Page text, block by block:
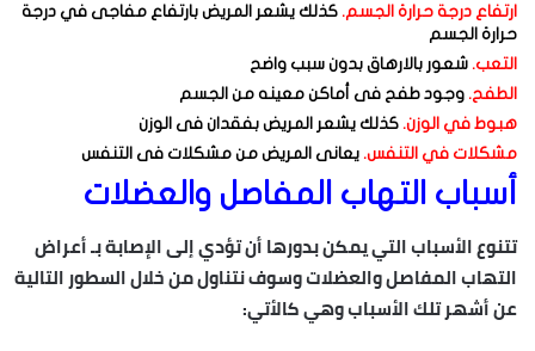
ارتفاع درجة حرارة الجسم. كذلك يشعر المريض بارتفاع مفاجى في درجة
حرارة الجسم
التعب. شعور بالارهاق بدون سبب واضح
الطفح. وجود طفح فى أماكن معينه من الجسم
هبوط في الوزن. كذلك يشعر المريض بفقدان فى الوزن
مشكلات في التنفس. يعانى المريض من مشكلات فى التنفس
أسباب التهاب المفاصل والعضلات
تتنوع الأسباب التي يمكن بدورها أن تؤدي إلى الإصابة بـ أعراض
التهاب المفاصل والعضلات وسوف نتناول من خلال السطور التالية
عن أشهر تلك الأسباب وهي كالأتي: